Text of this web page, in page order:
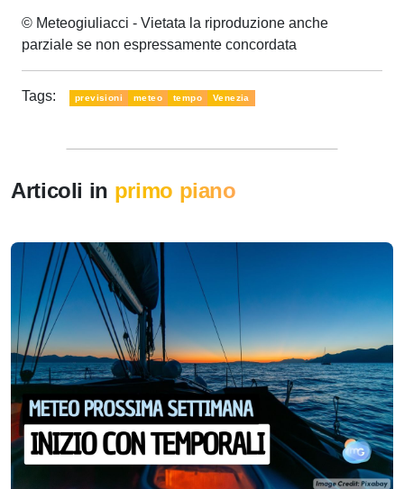
© Meteogiuliacci - Vietata la riproduzione anche
parziale se non espressamente concordata
Tags: previsioni meteo tempo Venezia
Articoli in primo piano